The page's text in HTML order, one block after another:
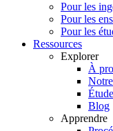
Pour les
Pour les
Pour les
Ressources
Explorer
À
Blog
Apprendre